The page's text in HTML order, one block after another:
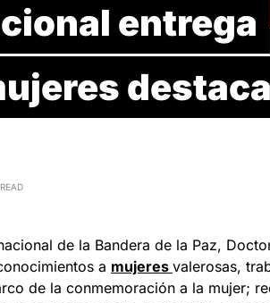
entrega
de la Bandera de la Paz,
a mujeres valerosas,
de la conmemoración a la mujer;